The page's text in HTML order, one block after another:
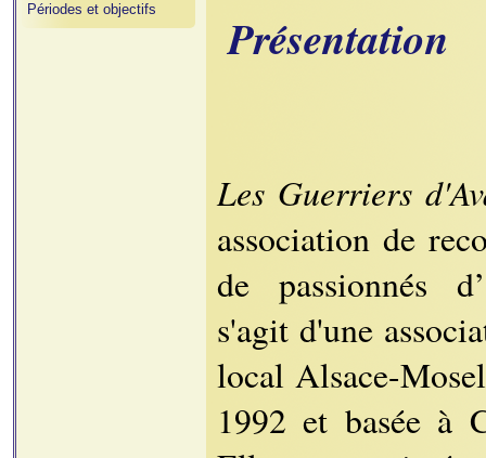
Périodes et objectifs
Présentation
Les Guerriers
association de
de passionnés
s'agit d'une
local Alsace-
1992 et basée à